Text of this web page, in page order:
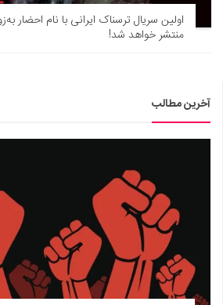
اولین سریال ترسناک ایرانی با نام احضار
منتشر خواهد شد!
آخرین مطالب